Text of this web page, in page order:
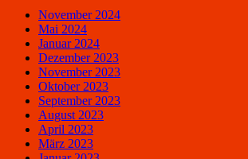
November 2024
Mai 2024
Januar 2024
Dezember 2023
November 2023
Oktober 2023
September 2023
August 2023
April 2023
März 2023